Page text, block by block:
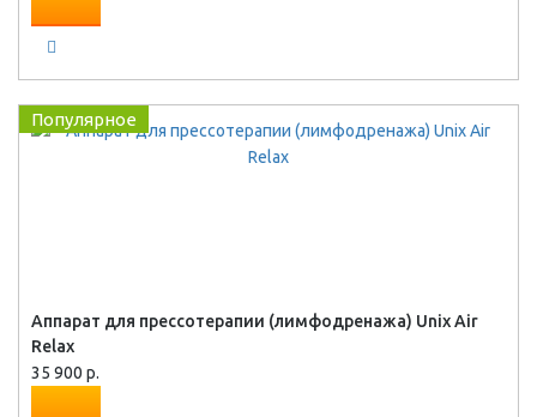
Популярное
Аппарат для прессотерапии (лимфодренажа) Unix Air
Relax
35 900 р.